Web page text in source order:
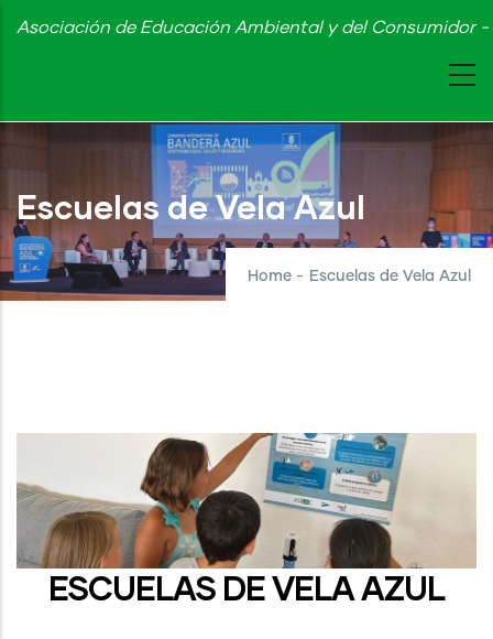
Skip
content
Asociación de Educación Ambiental y del Consumidor
Escuelas de Vela Azul
Home - Escuelas de Vela Azul
ESCUELAS DE VELA AZUL